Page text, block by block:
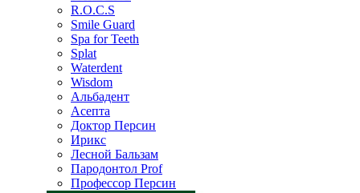
R.O.C.S
Smile Guard
Spa for Teeth
Splat
Waterdent
Wisdom
Альбадент
Асепта
Доктор Персин
Ирикс
Лесной Бальзам
Пародонтол Prof
Профессор Персин